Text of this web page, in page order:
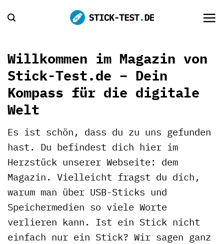
Inhalt
Willkommen im Magazin von
Stick-Test.de – Dein
Kompass für die digitale
Welt
Es ist schön, dass du zu uns gefunden
hast. Du befindest dich hier im
Herzstück unserer Webseite: dem
Magazin. Vielleicht fragst du dich,
warum man über USB-Sticks und
Speichermedien so viele Worte
verlieren kann. Ist ein Stick nicht
einfach nur ein Stick? Wir sagen ganz